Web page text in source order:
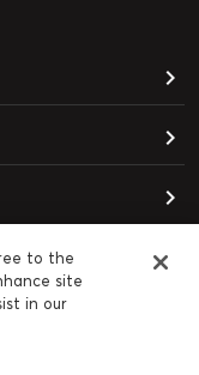
keyboard_arrow_right
keyboard_arrow_right
keyboard_arrow_right
keyboard_arrow_right
Patrimoine
to the
site
in our